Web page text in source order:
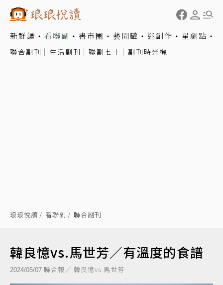
新鮮讀 看聯副 書市圈 藝開罐 迷創作 星劇點
聯合副刊 生活副刊 聯副七十 副刊時光機
琅琅悅讀 看聯副 聯合副刊
韓良憶vs.馬世芳／有溫度的食譜
2024/05/07 聯合報／ 韓良憶vs.馬世芳